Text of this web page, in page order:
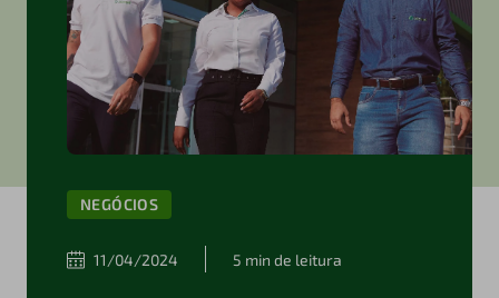
NEGÓCIOS
11/04/2024 5 min de leitura